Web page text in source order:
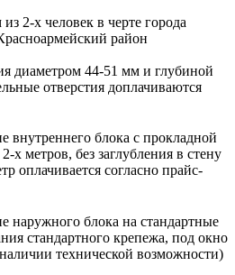
2-х человек в черте города
район
диаметром 44-51 мм и глубиной
отверстия доплачиваются
внутреннего блока с прокладной
х метров, без заглубления в стену
оплачивается согласно прайс-
наружного блока на стандартные
стандартного крепежа, под окно
технической возможности)